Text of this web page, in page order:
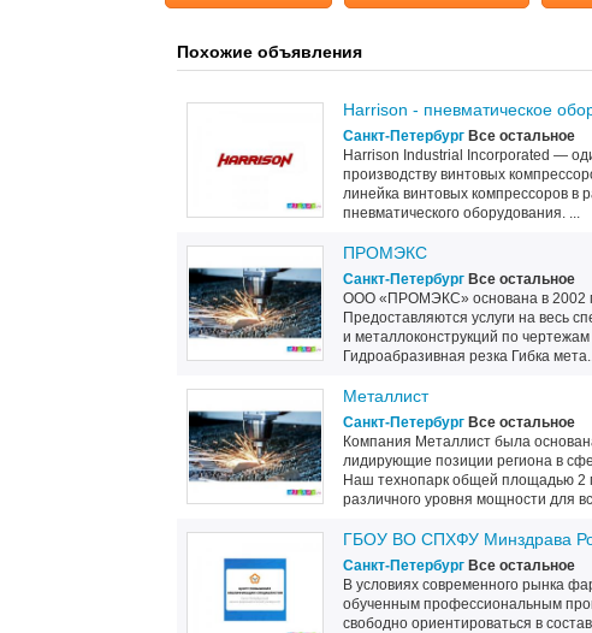
Похожие объявления
Harrison - пневматическое
Санкт-Петербург Все остальное
Harrison Industrial Incorporated —
производству винтовых
линейка винтовых компрессоров в
пневматического оборудования. ...
ПРОМЭКС
Санкт-Петербург Все остальное
ООО «ПРОМЭКС» основана в 2002
Предоставляются услуги на весь
и металлоконструкций по
Гидроабразивная резка Гибка
Металлист
Санкт-Петербург Все остальное
Компания Металлист была
лидирующие позиции региона в
Наш технопарк общей площадью 2
различного уровня мощности для
ГБОУ ВО СПХФУ Минздрава
Санкт-Петербург Все остальное
В условиях современного рынка
обученным профессиональным
свободно ориентироваться в